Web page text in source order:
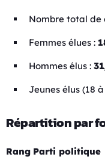
Nombre total de
Femmes élues :
Hommes élus : 31
Jeunes élus (18
Répartition par
Rang Parti politique